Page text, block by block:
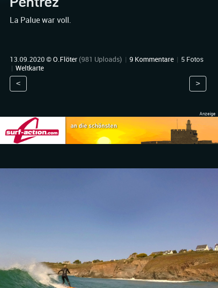
La Palue war voll.
13.09.2020 ©O.Flöter (981 Uploads) | 9 Kommentare | 5 Fotos
| Weltkarte
< >